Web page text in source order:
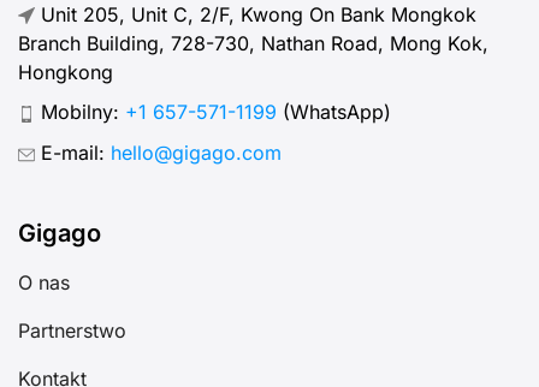
Unit 205, Unit C, 2/F, Kwong On Bank Mongkok
Branch Building, 728-730, Nathan Road, Mong Kok,
Hongkong
Mobilny: +1 657-571-1199 (WhatsApp)
E-mail: hello@gigago.com
Gigago
O nas
Partnerstwo
Kontakt